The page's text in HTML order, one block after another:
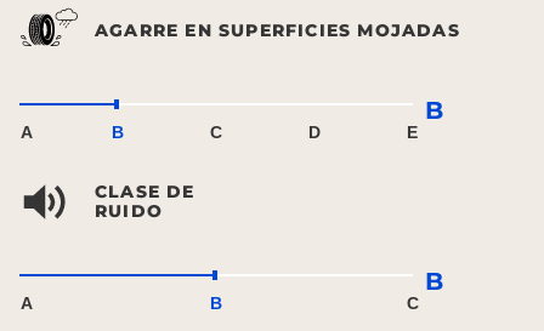
AGARRE EN SUPERFICIES MOJADAS
A B C D E
B
CLASE DE
RUIDO
A B C
B